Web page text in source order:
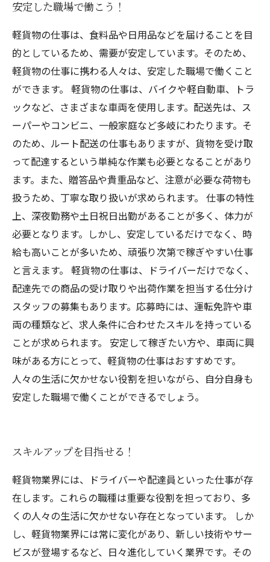
安定した職場で働こう！
軽貨物の仕事は、食料品や日用品などを届けることを目
的としているため、需要が安定しています。そのため、
軽貨物の仕事に携わる人々は、安定した職場で働くこと
ができます。 軽貨物の仕事は、バイクや軽自動車、トラ
ックなど、さまざまな車両を使用します。配送先は、ス
ーパーやコンビニ、一般家庭など多岐にわたります。そ
のため、ルート配送の仕事もありますが、貨物を受け取
って配達するという単純な作業も必要となることがあり
ます。また、贈答品や貴重品など、注意が必要な荷物も
扱うため、丁寧な取り扱いが求められます。 仕事の特性
上、深夜勤務や土日祝日出勤があることが多く、体力が
必要となります。しかし、安定しているだけでなく、時
給も高いことが多いため、頑張り次第で稼ぎやすい仕事
と言えます。 軽貨物の仕事は、ドライバーだけでなく、
配達先での商品の受け取りや出荷作業を担当する仕分け
スタッフの募集もあります。応募時には、運転免許や車
両の種類など、求人条件に合わせたスキルを持っている
ことが求められます。 安定して稼ぎたい方や、車両に興
味がある方にとって、軽貨物の仕事はおすすめです。
人々の生活に欠かせない役割を担いながら、自分自身も
安定した職場で働くことができるでしょう。
スキルアップを目指せる！
軽貨物業界には、ドライバーや配達員といった仕事が存
在します。これらの職種は重要な役割を担っており、多
くの人々の生活に欠かせない存在となっています。 しか
し、軽貨物業界には常に変化があり、新しい技術やサー
ビスが登場するなど、日々進化していく業界です。その